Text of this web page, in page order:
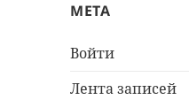
МЕТА
Войти
Лента записей